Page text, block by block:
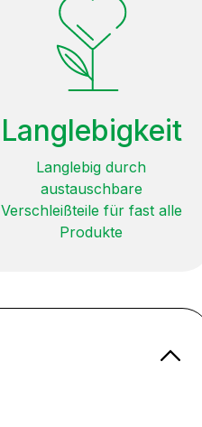
Langlebigkeit
Langlebig durch
austauschbare
Verschleißteile für fast alle
Produkte